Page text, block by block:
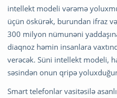
intellekt modeli vərəmə
üçün öskürək, burundan ifraz
300 milyon nümunəni
diaqnoz həmin insanlara
verəcək. Süni intellekt modeli,
səsindən onun qripə
Smart telefonlar vasitəsilə